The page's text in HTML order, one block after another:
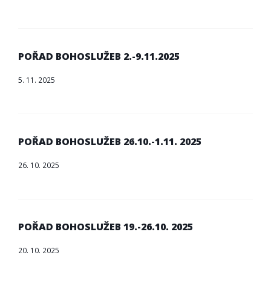
POŘAD BOHOSLUŽEB 2.-9.11.2025
5. 11. 2025
POŘAD BOHOSLUŽEB 26.10.-1.11. 2025
26. 10. 2025
POŘAD BOHOSLUŽEB 19.-26.10. 2025
20. 10. 2025